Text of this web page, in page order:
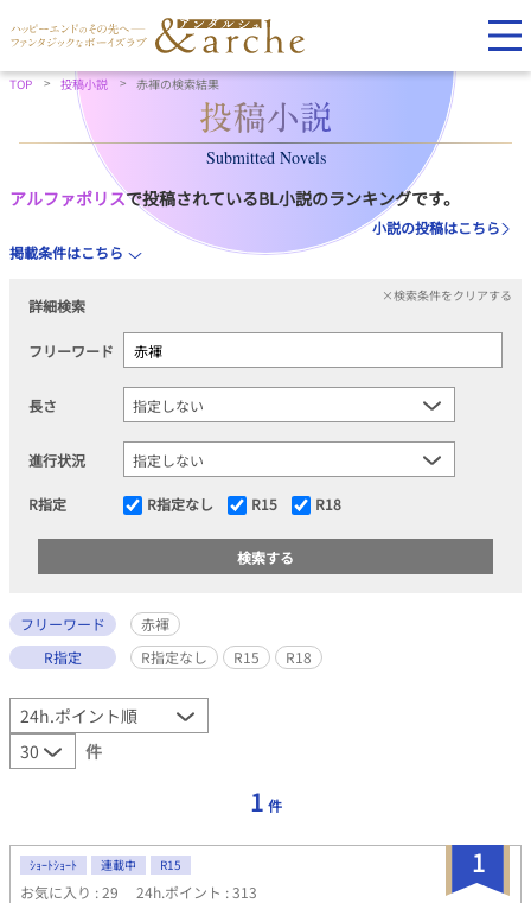
TOP 投稿小説 赤褌の検索結果
Submitted Novels
アルファポリスで投稿されているBL小説のランキングです。
小説の投稿はこちら
掲載条件はこちら
詳細検索
×検索条件をクリアする
フリーワード
長さ
進行状況
R指定 R指定なし R15 R18
フリーワード
赤褌
R指定
R指定なし R15 R18
件
1 件
1
ｼｮｰﾄｼｮｰﾄ 連載中 R15
お気に入り : 29 24h.ポイント : 313